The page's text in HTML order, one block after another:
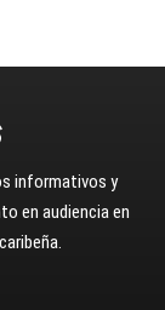
informativos y
en audiencia en